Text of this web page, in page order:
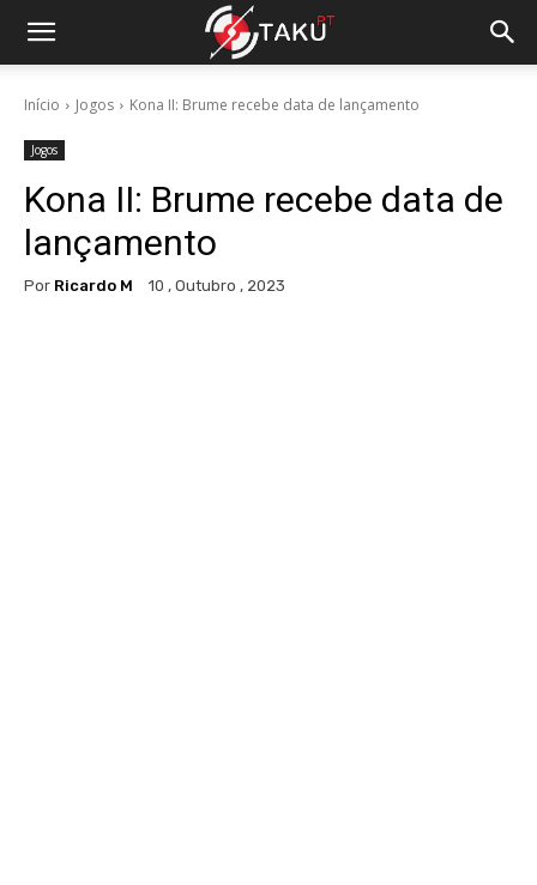
Início Jogos Kona II: Brume recebe data de lançamento
Jogos
Kona II: Brume recebe data de
lançamento
Por Ricardo M 10 , Outubro , 2023